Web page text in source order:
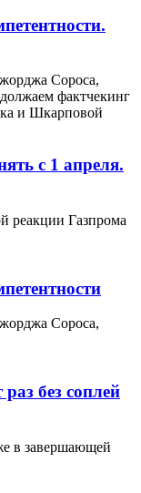
Сороса,
фактчекинг
и Шкарповой
с 1 апреля.
реакции Газпрома
Сороса,
без соплей
в завершающей